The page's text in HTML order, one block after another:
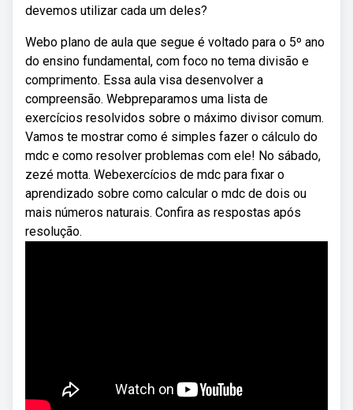
devemos utilizar cada um deles?
Webo plano de aula que segue é voltado para o 5º ano
do ensino fundamental, com foco no tema divisão e
comprimento. Essa aula visa desenvolver a
compreensão. Webpreparamos uma lista de
exercícios resolvidos sobre o máximo divisor comum.
Vamos te mostrar como é simples fazer o cálculo do
mdc e como resolver problemas com ele! No sábado,
zezé motta. Webexercícios de mdc para fixar o
aprendizado sobre como calcular o mdc de dois ou
mais números naturais. Confira as respostas após
resolução.